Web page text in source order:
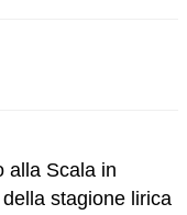
alla Scala in
stagione lirica